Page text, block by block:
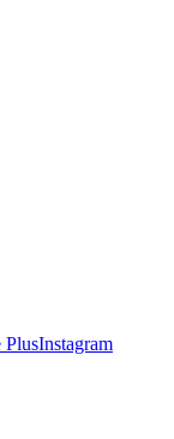
PlusInstagram